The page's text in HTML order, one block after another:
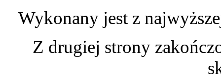
Wykonany jest z
Z drugiej strony